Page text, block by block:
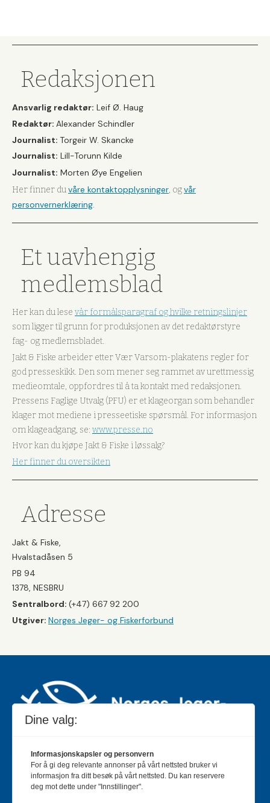
Redaksjonen
Ansvarlig redaktør: Leif Ø. Haug
Redaktør: Alexander Schindler
Journalist: Torgeir W. Skancke
Journalist: Lill-Torunn Kilde
Journalist: Morten Øye Engelien
Her finner duvåre kontaktopplysninger, ogvår
personvernerklæring.
Et uavhengig
medlemsblad
Her kan du lese vår formålsparagraf og hvilke retningslinjer
som ligger til grunn for produksjonen av det redaktørstyre
fag- og medlemsbladet.
Jakt & Fiske arbeider etter Vær Varsom-plakatens regler for
god presseskikk. Den som mener seg rammet av urettmessig
medieomtale, oppfordres til å ta kontakt med redaksjonen.
Pressens Faglige Utvalg (PFU) er et klageorgan som behandler
klager mot mediene i presseetiske spørsmål. For informasjon
om klageadgang, se: www.presse.no
Hvor kan du kjøpe Jakt & Fiske i løssalg?
Her finner du oversikten
Adresse
Jakt & Fiske,
Hvalstadåsen 5
PB 94
1378, NESBRU
Sentralbord: (+47) 667 92 200
Utgiver: Norges Jeger- og Fiskerforbund
Jakt & Fiske er landets største og eldste magasin for
jakt- og fiskeinteresserte med 195 000 månedlige
Dine valg:
Informasjonskapsler og personvern
For å gi deg relevante annonser på vårt nettsted bruker vi
informasjon fra ditt besøk på vårt nettsted. Du kan reservere
deg mot dette under "Innstillinger".